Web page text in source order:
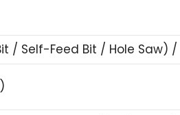
/ Self-Feed Bit / Hole Saw)